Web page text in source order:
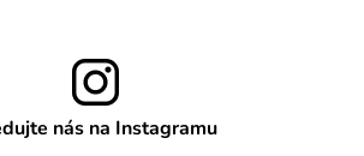
nás na Instagramu